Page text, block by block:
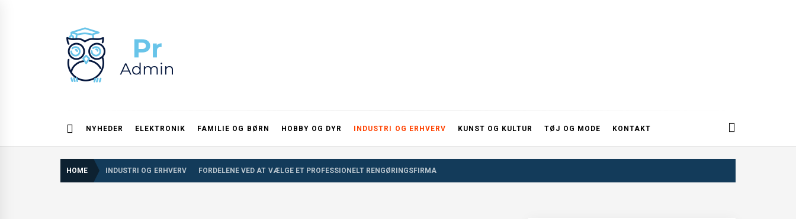
NYHEDER ELEKTRONIK FAMILIE OG BØRN HOBBY OG DYR INDUSTRI OG ERHVERV KUNST OG KULTUR TØJ OG MODE KONTAKT
HOME INDUSTRI OG ERHVERV FORDELENE VED AT VÆLGE ET PROFESSIONELT RENGØRINGSFIRMA